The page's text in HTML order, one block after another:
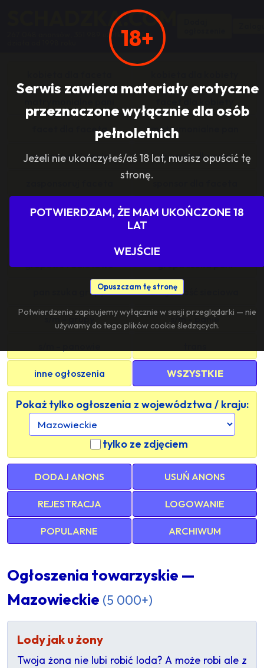
18+
Serwis zawiera materiały erotyczne
przeznaczone wyłącznie dla osób
pełnoletnich
Jeżeli nie ukończyłeś/aś 18 lat, musisz opuścić tę
stronę.
POTWIERDZAM, ŻE MAM UKOŃCZONE 18
LAT
WEJŚCIE
Opuszczam tę stronę
Potwierdzenie zapisujemy wyłącznie w sesji przeglądarki — nie
używamy do tego plików cookie śledzących.
SCHADZKA.COM
267 048 anonsów, 351 989 użytkowników,
facet dla faceta matrymonialne pan
zasponsoruj panią sponsor dla pani
sponsoring grupy agencje towarzyskie
grupowo i odlotowo grupa szuka pani
pan szuka grupy znajomość sieciowa
s/m - grupy s/m - panie
inne ogłoszenia WSZYSTKIE
Pokaż tylko ogłoszenia z województwa / kraju:
tylko ze zdjęciem
DODAJ ANONS USUŃ ANONS
REJESTRACJA LOGOWANIE
POPULARNE ARCHIWUM
Ogłoszenia towarzyskie —
Mazowieckie (5 000+)
Lody jak u żony
Twoja żona nie lubi robić loda? A może robi ale z